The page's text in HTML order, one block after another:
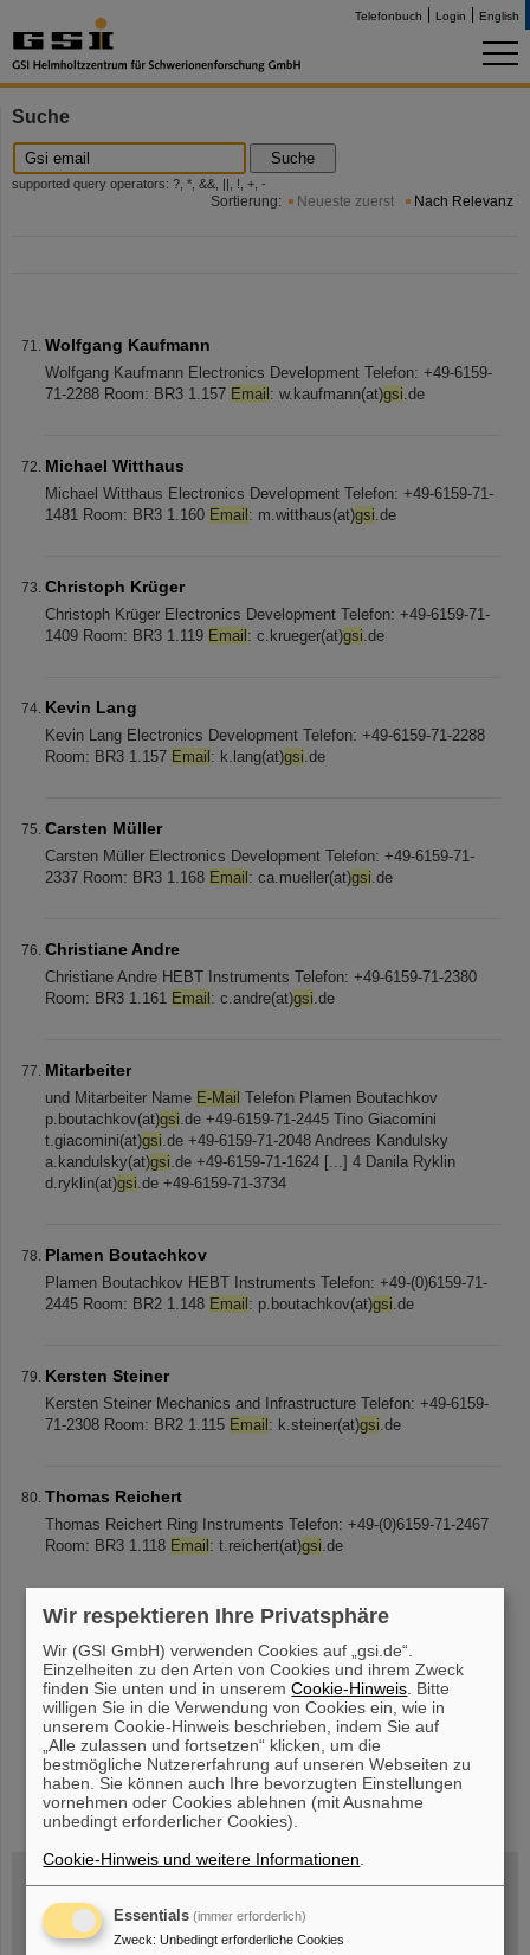
Telefonbuch Login English
Suche
Suche
supported query operators: ?, *, &&, ||, !, +, -
Sortierung: Neueste zuerst Nach Relevanz
Wolfgang Kaufmann
Wolfgang Kaufmann Electronics Development Telefon: +49-6159-
71-2288 Room: BR3 1.157 Email : w.kaufmann(at)gsi.de
Michael Witthaus
Michael Witthaus Electronics Development Telefon: +49-6159-71-
1481 Room: BR3 1.160 Email : m.witthaus(at)gsi.de
Christoph Krüger
Christoph Krüger Electronics Development Telefon: +49-6159-71-
1409 Room: BR3 1.119 Email : c.krueger(at)gsi.de
Kevin Lang
Kevin Lang Electronics Development Telefon: +49-6159-71-2288
Room: BR3 1.157 Email : k.lang(at)gsi.de
Carsten Müller
Carsten Müller Electronics Development Telefon: +49-6159-71-
2337 Room: BR3 1.168 Email : ca.mueller(at)gsi.de
Christiane Andre
Christiane Andre HEBT Instruments Telefon: +49-6159-71-2380
Room: BR3 1.161 Email : c.andre(at)gsi.de
Mitarbeiter
und Mitarbeiter Name E-Mail Telefon Plamen Boutachkov
p.boutachkov(at)gsi.de +49-6159-71-2445 Tino Giacomini
t.giacomini(at)gsi.de +49-6159-71-2048 Andrees Kandulsky
a.kandulsky(at)gsi.de +49-6159-71-1624 [...] 4 Danila Ryklin
d.ryklin(at)gsi.de +49-6159-71-3734
Plamen Boutachkov
Plamen Boutachkov HEBT Instruments Telefon: +49-(0)6159-71-
2445 Room: BR2 1.148 Email : p.boutachkov(at)gsi.de
Kersten Steiner
Kersten Steiner Mechanics and Infrastructure Telefon: +49-6159-
71-2308 Room: BR2 1.115 Email : k.steiner(at)gsi.de
Thomas Reichert
Thomas Reichert Ring Instruments Telefon: +49-(0)6159-71-2467
Room: BR3 1.118 Email : t.reichert(at)gsi.de
....
instagramlinkedin youtubehelmholtz.socialfacebook
Mittwoch, 19.08.2026, 14 Uhr
Warum existiert nicht einfach nichts?
Hannah Elfner,
Wir respektieren Ihre Privatsphäre
Wir (GSI GmbH) verwenden Cookies auf „gsi.de“.
Einzelheiten zu den Arten von Cookies und ihrem Zweck
finden Sie unten und in unseremCookie-Hinweis . Bitte
willigen Sie in die Verwendung von Cookies ein, wie in
unserem Cookie-Hinweis beschrieben, indem Sie auf
„Alle zulassen und fortsetzen“ klicken, um die
bestmögliche Nutzererfahrung auf unseren Webseiten zu
haben. Sie können auch Ihre bevorzugten Einstellungen
vornehmen oder Cookies ablehnen (mit Ausnahme
unbedingt erforderlicher Cookies).
Cookie-Hinweis und weitere Informationen
Essentials (immer erforderlich)
Zweck: Unbedingt erforderliche Cookies